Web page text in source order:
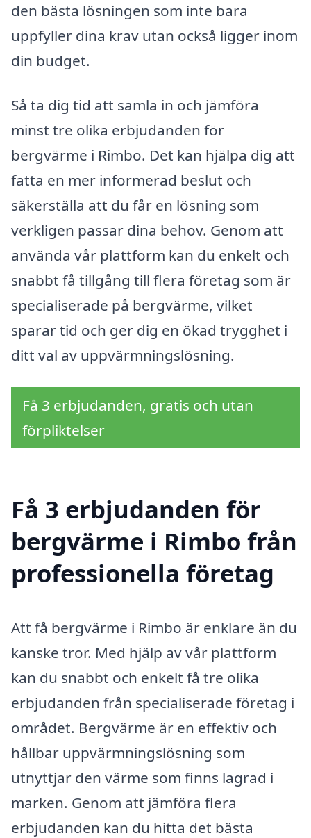
den bästa lösningen som inte bara
uppfyller dina krav utan också ligger inom
din budget.
Så ta dig tid att samla in och jämföra
minst tre olika erbjudanden för
bergvärme i Rimbo. Det kan hjälpa dig att
fatta en mer informerad beslut och
säkerställa att du får en lösning som
verkligen passar dina behov. Genom att
använda vår plattform kan du enkelt och
snabbt få tillgång till flera företag som är
specialiserade på bergvärme, vilket
sparar tid och ger dig en ökad trygghet i
ditt val av uppvärmningslösning.
Få 3 erbjudanden, gratis och utan
förpliktelser
Få 3 erbjudanden för
bergvärme i Rimbo från
professionella företag
Att få bergvärme i Rimbo är enklare än du
kanske tror. Med hjälp av vår plattform
kan du snabbt och enkelt få tre olika
erbjudanden från specialiserade företag i
området. Bergvärme är en effektiv och
hållbar uppvärmningslösning som
utnyttjar den värme som finns lagrad i
marken. Genom att jämföra flera
erbjudanden kan du hitta det bästa